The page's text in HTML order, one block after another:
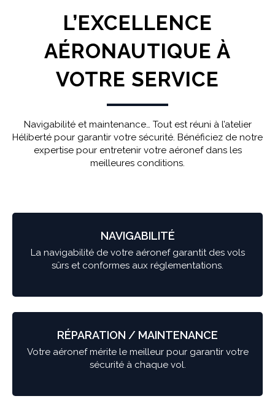
L’EXCELLENCE
AÉRONAUTIQUE À
VOTRE SERVICE
Navigabilité et maintenance… Tout est réuni à l’atelier
Héliberté pour garantir votre sécurité. Bénéficiez de notre
expertise pour entretenir votre aéronef dans les
meilleures conditions.
NAVIGABILITÉ
La navigabilité de votre aéronef garantit des vols
sûrs et conformes aux réglementations.
RÉPARATION / MAINTENANCE
Votre aéronef mérite le meilleur pour garantir votre
sécurité à chaque vol.